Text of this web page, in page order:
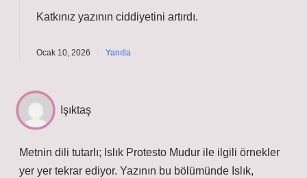
Katkınız yazının ciddiyetini artırdı.
Ocak 10, 2026 Yanıtla
Işıktaş
Metnin dili tutarlı; Islık Protesto Mudur ile ilgili örnekler
yer yer tekrar ediyor. Yazının bu bölümünde Islık,